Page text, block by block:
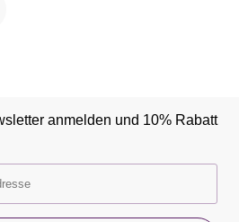
anmelden und 10% Rabatt